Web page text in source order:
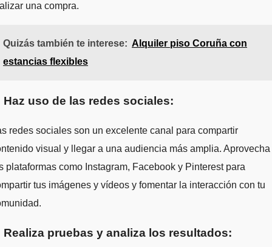
una compra.
Quizás también te interese: Alquiler piso Coruña con
estancias flexibles
Haz uso de las redes sociales:
redes sociales son un excelente canal para compartir
visual y llegar a una audiencia más amplia. Aprovecha
plataformas como Instagram, Facebook y Pinterest para
tus imágenes y vídeos y fomentar la interacción con tu
Realiza pruebas y analiza los resultados: